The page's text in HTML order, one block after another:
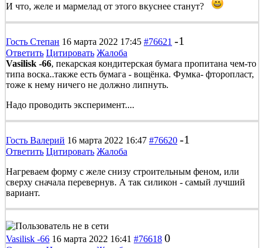
И что, желе и мармелад от этого вкуснее станут?
Гость Степан 16 марта 2022 17:45 #76621 -1
Ответить Цитировать Жалоба
Vasilisk -66, пекарская кондитерская бумага пропитана чем-то
типа воска..также есть бумага - вощёнка. Фумка- фторопласт,
тоже к нему ничего не должно липнуть.
Надо проводить эксперимент....
Гость Валерий 16 марта 2022 16:47 #76620 -1
Ответить Цитировать Жалоба
Нагреваем форму с желе снизу строительным феном, или
сверху сначала перевернув. А так силикон - самый лучший
вариант.
Vasilisk -66 16 марта 2022 16:41 #76618 0